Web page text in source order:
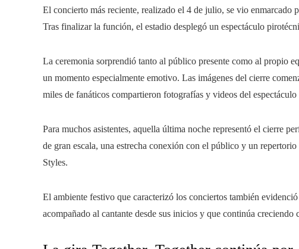
El concierto más reciente, realizado el 4 de julio, se vio enmarcado
Tras finalizar la función, el estadio desplegó un espectáculo
La ceremonia sorprendió tanto al público presente como al propio
un momento especialmente emotivo. Las imágenes del cierre
miles de fanáticos compartieron fotografías y videos del
Para muchos asistentes, aquella última noche representó el cierre
de gran escala, una estrecha conexión con el público y un
Styles.
El ambiente festivo que caracterizó los conciertos también
acompañado al cantante desde sus inicios y que continúa creciendo